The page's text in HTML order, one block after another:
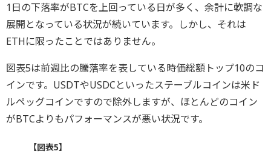
1日の下落率がBTCを上回っている日が多く、余計に軟調な
展開となっている状況が続いています。しかし、それは
ETHに限ったことではありません。
図表5は前週比の騰落率を表している時価総額トップ10のコ
インです。USDTやUSDCといったステーブルコインは米ド
ルペッグコインですので除外しますが、ほとんどのコイン
がBTCよりもパフォーマンスが悪い状況です。
【図表5】